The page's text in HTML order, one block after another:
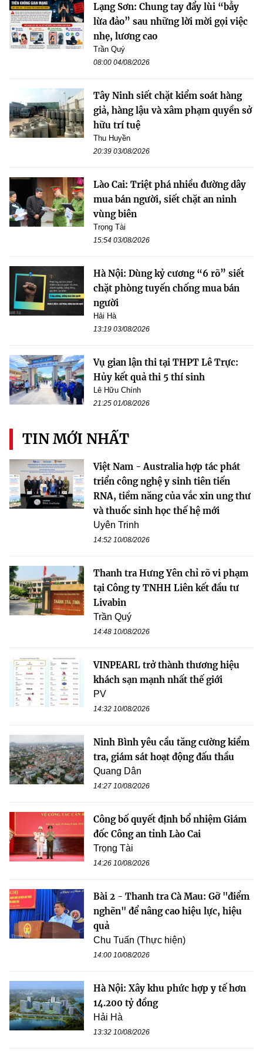
Lạng Sơn: Chung tay đẩy lùi “bẫy
lừa đảo” sau những lời mời gọi việc
nhẹ, lương cao
Trần Quý
08:00 04/08/2026
Tây Ninh siết chặt kiểm soát hàng
giả, hàng lậu và xâm phạm quyền sở
hữu trí tuệ
Thu Huyền
20:39 03/08/2026
Lào Cai: Triệt phá nhiều đường dây
mua bán người, siết chặt an ninh
vùng biên
Trọng Tài
15:54 03/08/2026
Hà Nội: Dùng kỷ cương “6 rõ” siết
chặt phòng tuyến chống mua bán
người
Hải Hà
13:19 03/08/2026
Vụ gian lận thi tại THPT Lê Trực:
Hủy kết quả thi 5 thí sinh
Lê Hữu Chính
21:25 01/08/2026
TIN MỚI NHẤT
Việt Nam - Australia hợp tác phát
triển công nghệ y sinh tiên tiến
RNA, tiềm năng của vắc xin ung thư
và thuốc sinh học thế hệ mới
Uyên Trinh
14:52 10/08/2026
Thanh tra Hưng Yên chỉ rõ vi phạm
tại Công ty TNHH Liên kết đầu tư
Livabin
Trần Quý
14:48 10/08/2026
VINPEARL trở thành thương hiệu
khách sạn mạnh nhất thế giới
PV
14:32 10/08/2026
Ninh Bình yêu cầu tăng cường kiểm
tra, giám sát hoạt động đấu thầu
Quang Dân
14:27 10/08/2026
Công bố quyết định bổ nhiệm Giám
đốc Công an tỉnh Lào Cai
Trọng Tài
14:26 10/08/2026
Bài 2 - Thanh tra Cà Mau: Gỡ "điểm
nghẽn" để nâng cao hiệu lực, hiệu
quả
Chu Tuấn (Thực hiện)
14:00 10/08/2026
Hà Nội: Xây khu phức hợp y tế hơn
14.200 tỷ đồng
Hải Hà
13:32 10/08/2026